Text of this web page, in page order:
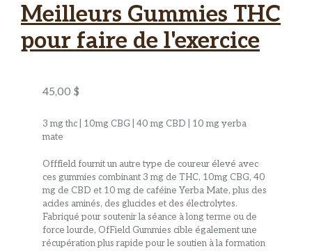
Meilleurs Gummies THC
pour faire de l'exercice
45,00 $
3 mg thc | 10mg CBG | 40 mg CBD | 10 mg yerba
mate
Offfield fournit un autre type de coureur élevé avec
ces gummies combinant 3 mg de THC, 10mg CBG, 40
mg de CBD et 10 mg de caféine Yerba Mate, plus des
acides aminés, des glucides et des électrolytes.
Fabriqué pour soutenir la séance à long terme ou de
force lourde, OfField Gummies cible également une
récupération plus rapide pour le soutien à la formation